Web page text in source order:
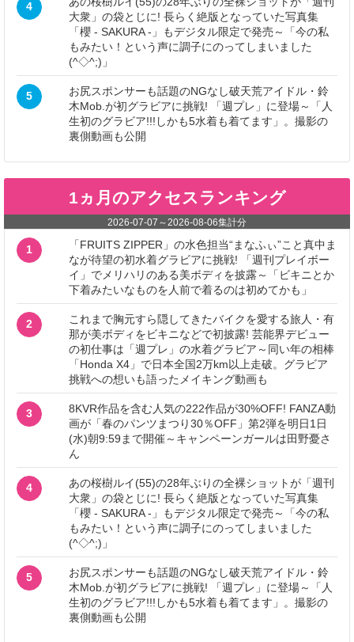
4
大衆」の袋とじに! 長らく絶版となっていた写真集
「櫻 - SAKURA -」もデジタル限定で発売～「今の私
もみたい！という声に調子にのってしまいました
(^◇^;)」
5
お尻スポンサーも話題のNGなし破天荒アイドル・鈴
木Mob.が初グラビアに挑戦! 「週プレ」に登場～「人
生初のグラビア!!!しかも5水着も着てます」。撮影の
裏側動画も公開
1ヵ月のアクセスランキング
2026-07-07 ～ 2026-08-06集計分
1
「FRUITS ZIPPER」の水色担当“まなふぃ”こと真中ま
なが待望の初水着グラビアに挑戦! 「週刊プレイボー
イ」でメリハリのある美ボディを披露～「ビキニとか
下着みたいなものを人前で着るのは初めてかも」
2
これまで胸元すら隠してきたバイクを愛する旅人・有
那が美ボディをビキニなどで初披露! 芸能界デビュー
の初仕事は「週プレ」の水着グラビア～同い年の相棒
「Honda X4」で日本全国2万km以上走破。グラビア
挑戦への想いも語ったメイキング動画も
3
8KVR作品を含む人気の222作品が30%OFF! FANZA動
画が「春のパンツまつり30％OFF」第2弾を明日1日
(水)朝9:59まで開催～キャンペーンガールは田野憂さ
ん
4
あの桜樹ルイ(55)の28年ぶりの全裸ショットが「週刊
大衆」の袋とじに! 長らく絶版となっていた写真集
「櫻 - SAKURA -」もデジタル限定で発売～「今の私
もみたい！という声に調子にのってしまいました
(^◇^;)」
5
お尻スポンサーも話題のNGなし破天荒アイドル・鈴
木Mob.が初グラビアに挑戦! 「週プレ」に登場～「人
生初のグラビア!!!しかも5水着も着てます」。撮影の
裏側動画も公開